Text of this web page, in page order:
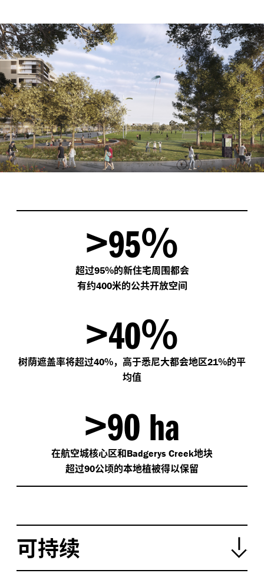
>95%
超过95%的新住宅周围都会
有约400米的公共开放空间
>40%
树荫遮盖率将超过40%，高于悉尼大都会地区21%的平
均值
>90 ha
在航空城核心区和Badgerys Creek地块
超过90公顷的本地植被得以保留
可持续